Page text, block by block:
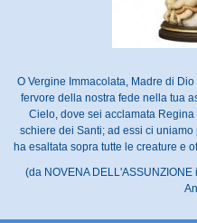
O Vergine Immacolata, Madre di
fervore della nostra fede nella tua
Cielo, dove sei acclamata
schiere dei Santi; ad essi ci
ha esaltata sopra tutte le creature e
(da NOVENA